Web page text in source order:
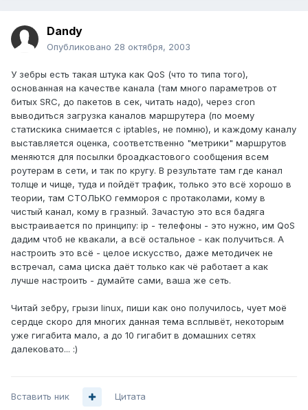
Dandy
Опубликовано 28 октября, 2003
У зебры есть такая штука как QoS (что то типа того),
основанная на качестве канала (там много параметров от
битых SRC, до пакетов в сек, читать надо), через cron
выводиться загрузка каналов маршрутера (по моему
статискика снимается с iptables, не помню), и каждому каналу
выставляется оценка, соответственно "метрики" маршрутов
меняются для посылки броадкастового сообщения всем
роутерам в сети, и так по кругу. В результате там где канал
толще и чище, туда и пойдёт трафик, только это всё хорошо в
теории, там СТОЛЬКО геммороя с протаколами, кому в
чистый канал, кому в гразный. Зачастую это вся бадяга
выстраивается по принципу: ip - телефоны - это нужно, им QoS
дадим чтоб не квакали, а всё остальное - как получиться. А
настроить это всё - целое искусство, даже методичек не
встречал, сама циска даёт только как чё работает а как
лучше настроить - думайте сами, ваша же сеть.
Читай зебру, грызи linux, пиши как оно получилось, чует моё
сердце скоро для многих данная тема всплывёт, некоторым
уже гигабита мало, а до 10 гигабит в домашних сетях
далековато... :)
Вставить ник Цитата